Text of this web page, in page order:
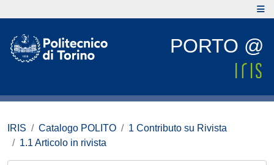
PORTO @
IRIS Catalogo POLITO
1 Contributo su Rivista
1.1 Articolo in rivista